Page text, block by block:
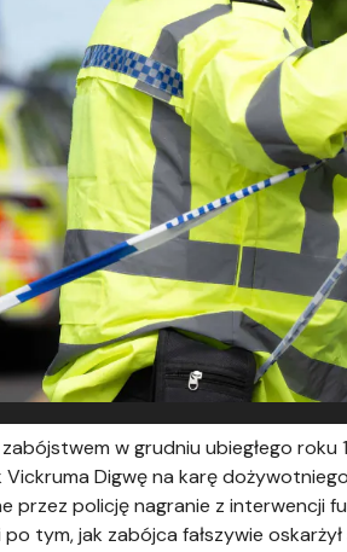
w grudniu ubiegłego
Vickruma Digwę na karę
przez policję nagranie z interwencji
tym, jak zabójca fałszywie